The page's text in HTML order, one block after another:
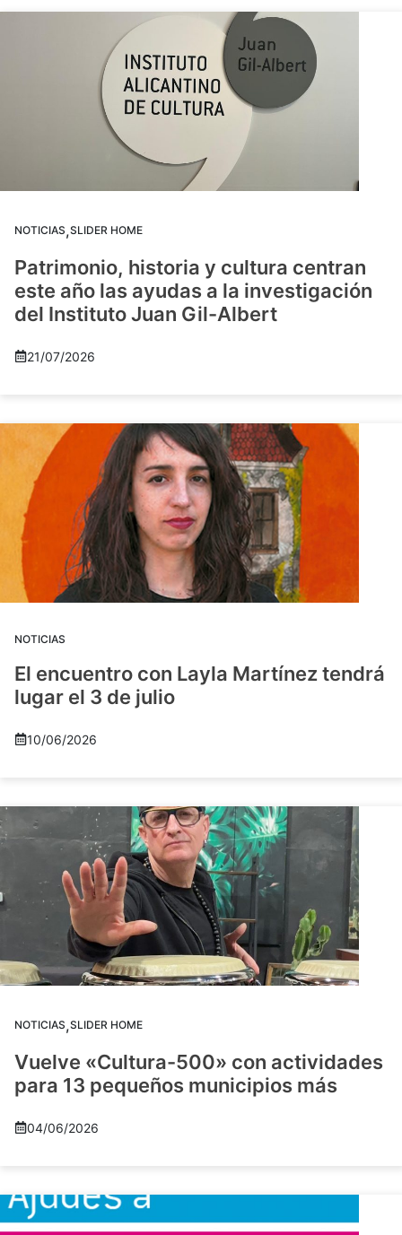
NOTICIAS,SLIDER HOME
Patrimonio, historia y cultura centran
este año las ayudas a la investigación
del Instituto Juan Gil-Albert
21/07/2026
NOTICIAS
El encuentro con Layla Martínez tendrá
lugar el 3 de julio
10/06/2026
NOTICIAS,SLIDER HOME
Vuelve «Cultura-500» con actividades
para 13 pequeños municipios más
04/06/2026